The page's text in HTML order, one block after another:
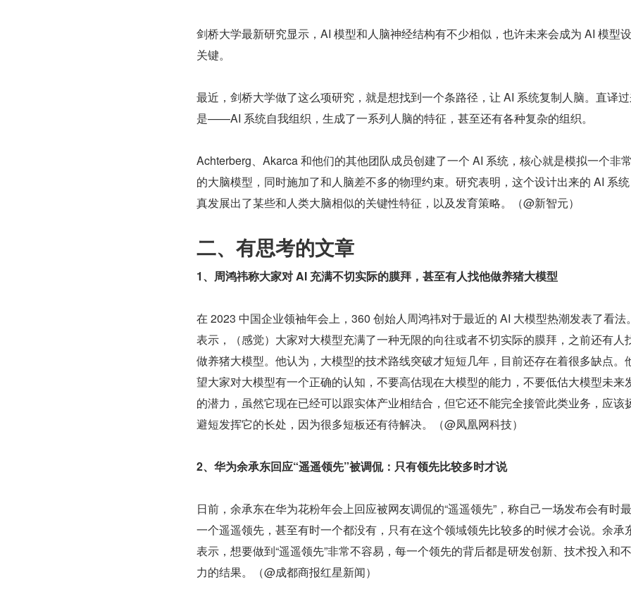
剑桥大学最新研究显示，AI 模型和人脑神经结构有不少相似，也许未来会成为 AI 模型
关键。
最近，剑桥大学做了这么项研究，就是想找到一个条路径，让 AI 系统复制人脑。直译
是——AI 系统自我组织，生成了一系列人脑的特征，甚至还有各种复杂的组织。
Achterberg、Akarca 和他们的其他团队成员创建了一个 AI 系统，核心就是模拟一个非
的大脑模型，同时施加了和人脑差不多的物理约束。研究表明，这个设计出来的 AI 系
真发展出了某些和人类大脑相似的关键性特征，以及发育策略。（@新智元）
二、有思考的文章
1、周鸿祎称大家对 AI 充满不切实际的膜拜，甚至有人找他做养猪大模型
在 2023 中国企业领袖年会上，360 创始人周鸿祎对于最近的 AI 大模型热潮发表了看法
表示，（感觉）大家对大模型充满了一种无限的向往或者不切实际的膜拜，之前还有人
做养猪大模型。他认为，大模型的技术路线突破才短短几年，目前还存在着很多缺点。
望大家对大模型有一个正确的认知，不要高估现在大模型的能力，不要低估大模型未来
的潜力，虽然它现在已经可以跟实体产业相结合，但它还不能完全接管此类业务，应该
避短发挥它的长处，因为很多短板还有待解决。（@凤凰网科技）
2、华为余承东回应“遥遥领先”被调侃：只有领先比较多时才说
日前，余承东在华为花粉年会上回应被网友调侃的“遥遥领先”，称自己一场发布会有时
一个遥遥领先，甚至有时一个都没有，只有在这个领域领先比较多的时候才会说。余承
表示，想要做到“遥遥领先”非常不容易，每一个领先的背后都是研发创新、技术投入和
力的结果。（@成都商报红星新闻）